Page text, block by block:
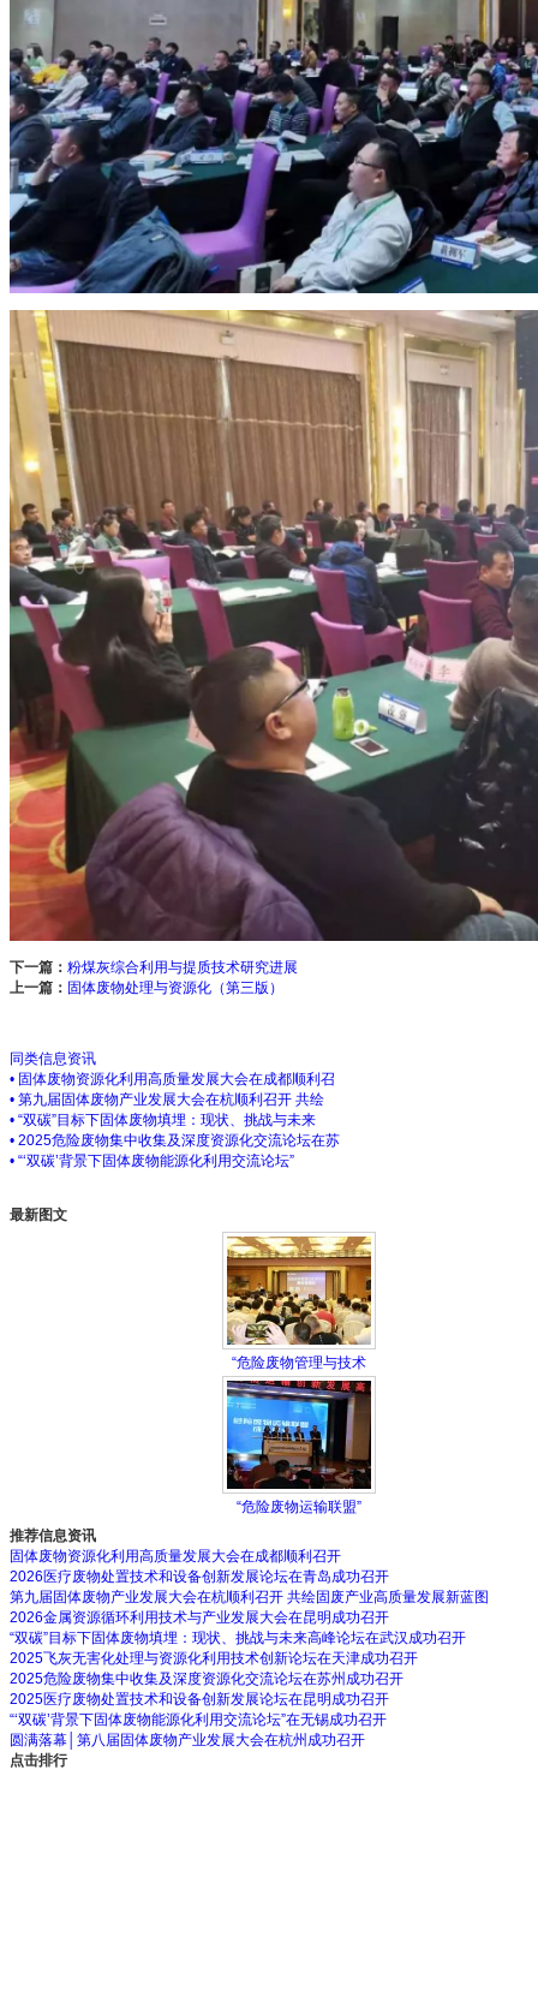
下一篇： 粉煤灰综合利用与提质技术研究进展
上一篇： 固体废物处理与资源化（第三版）
同类信息资讯
• 固体废物资源化利用高质量发展大会在成都顺利召
• 第九届固体废物产业发展大会在杭顺利召开 共绘
• “双碳”目标下固体废物填埋：现状、挑战与未来
• 2025危险废物集中收集及深度资源化交流论坛在苏
• “‘双碳’背景下固体废物能源化利用交流论坛”
最新图文
“危险废物管理与技术
“危险废物运输联盟”
推荐信息资讯
固体废物资源化利用高质量发展大会在成都顺利召开
2026医疗废物处置技术和设备创新发展论坛在青岛成功召开
第九届固体废物产业发展大会在杭顺利召开 共绘固废产业高质量发展新蓝图
2026金属资源循环利用技术与产业发展大会在昆明成功召开
“双碳”目标下固体废物填埋：现状、挑战与未来高峰论坛在武汉成功召开
2025飞灰无害化处理与资源化利用技术创新论坛在天津成功召开
2025危险废物集中收集及深度资源化交流论坛在苏州成功召开
2025医疗废物处置技术和设备创新发展论坛在昆明成功召开
“‘双碳’背景下固体废物能源化利用交流论坛”在无锡成功召开
圆满落幕│第八届固体废物产业发展大会在杭州成功召开
点击排行